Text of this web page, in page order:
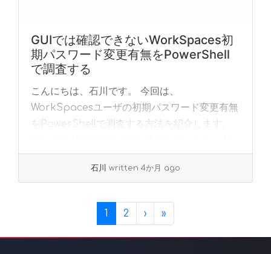
GUIでは確認できないWorkSpaces初
期パスワード変更有無をPowerShell
で調査する
こんにちは、石川です。 今回は、
WorkSpacesユーザの初期パスワード変更有無
をPowerShellで調査する方法を紹介します。
用者が初期パスワードを変更済みか確認... »
石川 written 4か月 ago
Current Page
1 Page
2 › »